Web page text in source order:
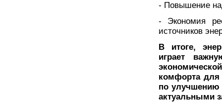
- Повышение
- Экономия
источников
В итоге,
играет
комфорта для
по улучшению
актуальными